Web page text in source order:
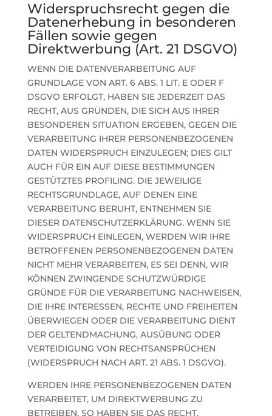
Widerspruchsrecht gegen die
Datenerhebung in besonderen
Fällen sowie gegen
Direktwerbung (Art. 21 DSGVO)
WENN DIE DATENVERARBEITUNG AUF
GRUNDLAGE VON ART. 6 ABS. 1 LIT. E ODER F
DSGVO ERFOLGT, HABEN SIE JEDERZEIT DAS
RECHT, AUS GRÜNDEN, DIE SICH AUS IHRER
BESONDEREN SITUATION ERGEBEN, GEGEN DIE
VERARBEITUNG IHRER PERSONENBEZOGENEN
DATEN WIDERSPRUCH EINZULEGEN; DIES GILT
AUCH FÜR EIN AUF DIESE BESTIMMUNGEN
GESTÜTZTES PROFILING. DIE JEWEILIGE
RECHTSGRUNDLAGE, AUF DENEN EINE
VERARBEITUNG BERUHT, ENTNEHMEN SIE
DIESER DATENSCHUTZERKLÄRUNG. WENN SIE
WIDERSPRUCH EINLEGEN, WERDEN WIR IHRE
BETROFFENEN PERSONENBEZOGENEN DATEN
NICHT MEHR VERARBEITEN, ES SEI DENN, WIR
KÖNNEN ZWINGENDE SCHUTZWÜRDIGE
GRÜNDE FÜR DIE VERARBEITUNG NACHWEISEN,
DIE IHRE INTERESSEN, RECHTE UND FREIHEITEN
ÜBERWIEGEN ODER DIE VERARBEITUNG DIENT
DER GELTENDMACHUNG, AUSÜBUNG ODER
VERTEIDIGUNG VON RECHTSANSPRÜCHEN
(WIDERSPRUCH NACH ART. 21 ABS. 1 DSGVO).
WERDEN IHRE PERSONENBEZOGENEN DATEN
VERARBEITET, UM DIREKTWERBUNG ZU
BETREIBEN, SO HABEN SIE DAS RECHT,